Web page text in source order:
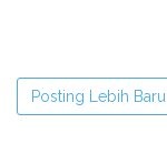
Posting Lebih Baru